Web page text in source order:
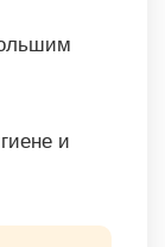
и